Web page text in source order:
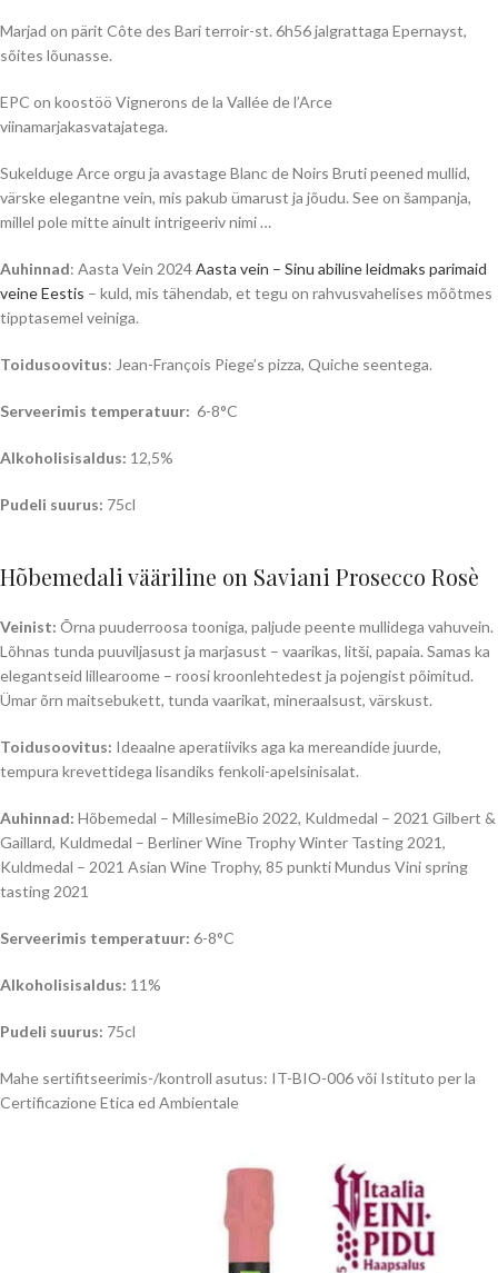
Marjad on pärit Côte des Bari terroir-st. 6h56 jalgrattaga Epernayst,
sõites lõunasse.
EPC on koostöö Vignerons de la Vallée de l’Arce
viinamarjakasvatajatega.
Sukelduge Arce orgu ja avastage Blanc de Noirs Bruti peened mullid,
värske elegantne vein, mis pakub ümarust ja jõudu. See on šampanja,
millel pole mitte ainult intrigeeriv nimi …
Auhinnad: Aasta Vein 2024Aasta vein – Sinu abiline leidmaks parimaid
veine Eestis – kuld, mis tähendab, et tegu on rahvusvahelises mõõtmes
tipptasemel veiniga.
Toidusoovitus: Jean-François Piege’s pizza, Quiche seentega.
Serveerimis temperatuur: 6-8°C
Alkoholisisaldus: 12,5%
Pudeli suurus: 75cl
Hõbemedali vääriline on Saviani Prosecco Rosè
Veinist: Õrna puuderroosa tooniga, paljude peente mullidega vahuvein.
Lõhnas tunda puuviljasust ja marjasust – vaarikas, litši, papaia. Samas ka
elegantseid lillearoome – roosi kroonlehtedest ja pojengist põimitud.
Ümar õrn maitsebukett, tunda vaarikat, mineraalsust, värskust.
Toidusoovitus: Ideaalne aperatiiviks aga ka mereandide juurde,
tempura krevettidega lisandiks fenkoli-apelsinisalat.
Auhinnad: Hõbemedal – MillesimeBio 2022, Kuldmedal – 2021 Gilbert &
Gaillard, Kuldmedal – Berliner Wine Trophy Winter Tasting 2021,
Kuldmedal – 2021 Asian Wine Trophy, 85 punkti Mundus Vini spring
tasting 2021
Serveerimis temperatuur: 6-8°C
Alkoholisisaldus: 11%
Pudeli suurus: 75cl
Mahe sertifitseerimis-/kontroll asutus: IT-BIO-006 või Istituto per la
Certificazione Etica ed Ambientale